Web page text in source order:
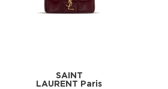
SAINT
LAURENT Paris